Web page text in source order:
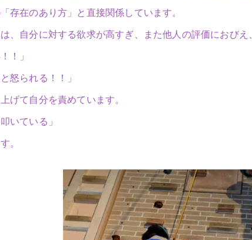
存在のあり方」と直接関係しています。
、自分に対する欲求が高すぎ、また他人の評価におびえ、
！」
怒られる！！」
げて自分を責めています。
いている」
。